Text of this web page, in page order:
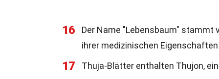
16
Der Name "Lebensbaum" stammt
ihrer medizinischen
17 Thuja-Blätter enthalten Thujon,